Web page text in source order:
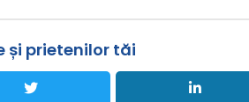
și prietenilor tăi